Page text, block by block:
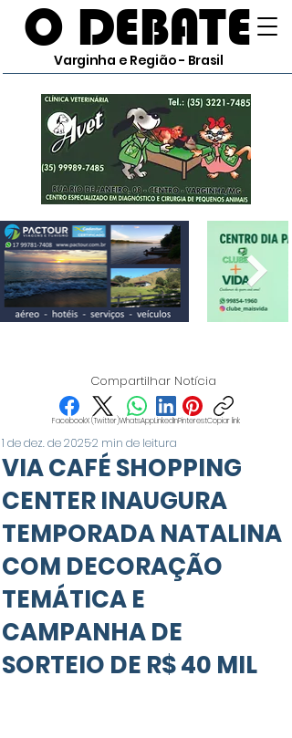
O DEBATE
Varginha e Região - Brasil
Compartilhar Notícia
FacebookX (Twitter)WhatsAppLinkedInPinterestCopiar link
VIA CAFÉ SHOPPING
CENTER INAUGURA
TEMPORADA NATALINA
COM DECORAÇÃO
TEMÁTICA E
CAMPANHA DE
SORTEIO DE R$ 40 MIL
1 de dez. de 20252 min de leitura